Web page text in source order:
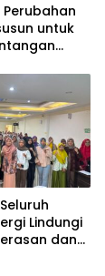
untuk
Lindungi
dan